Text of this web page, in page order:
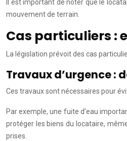
Il est important de noter que le
mouvement de terrain.
Cas particuliers :
La législation prévoit des cas
Travaux d’urgence :
Ces travaux sont nécessaires pour
Par exemple, une fuite d’eau
protéger les biens du locataire,
prises.